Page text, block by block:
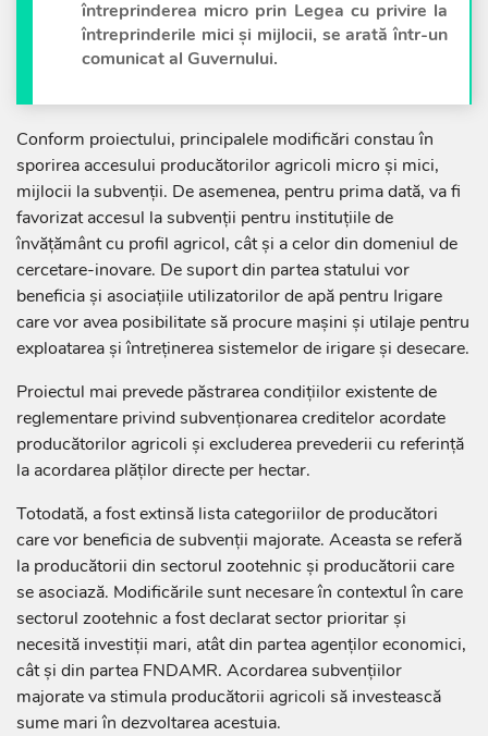
întreprinderea micro prin Legea cu privire la
întreprinderile mici şi mijlocii, se arată într-un
comunicat al Guvernului.
Conform proiectului, principalele modificări constau în
sporirea accesului producătorilor agricoli micro și mici,
mijlocii la subvenții. De asemenea, pentru prima dată, va fi
favorizat accesul la subvenții pentru instituțiile de
învățământ cu profil agricol, cât și a celor din domeniul de
cercetare-inovare. De suport din partea statului vor
beneficia și asociațiile utilizatorilor de apă pentru Irigare
care vor avea posibilitate să procure mașini și utilaje pentru
exploatarea și întreținerea sistemelor de irigare și desecare.
Proiectul mai prevede păstrarea condițiilor existente de
reglementare privind subvenționarea creditelor acordate
producătorilor agricoli și excluderea prevederii cu referință
la acordarea plăților directe per hectar.
Totodată, a fost extinsă lista categoriilor de producători
care vor beneficia de subvenții majorate. Aceasta se referă
la producătorii din sectorul zootehnic și producătorii care
se asociază. Modificările sunt necesare în contextul în care
sectorul zootehnic a fost declarat sector prioritar și
necesită investiții mari, atât din partea agenților economici,
cât și din partea FNDAMR. Acordarea subvențiilor
majorate va stimula producătorii agricoli să investească
sume mari în dezvoltarea acestuia.